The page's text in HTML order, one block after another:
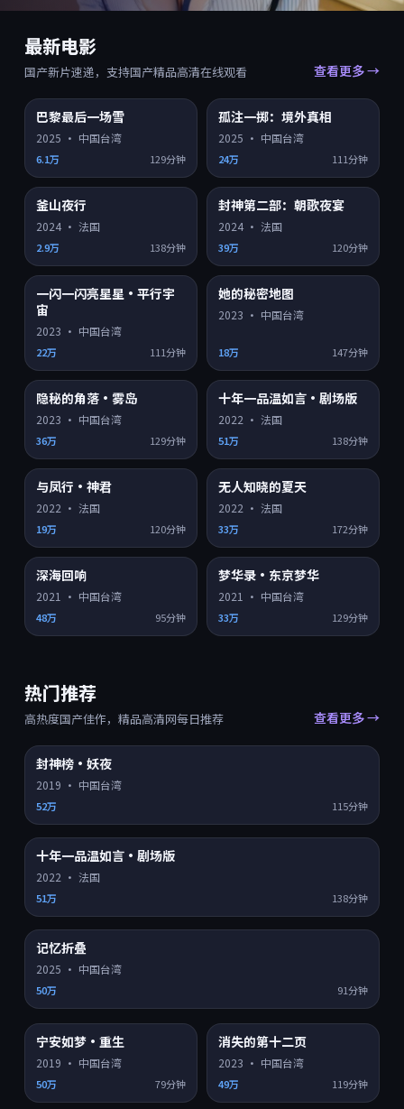
最新电影
国产新片速递，支持国产精品高清在线观看 查看更多 →
7.9
巴黎最后一场雪
2025 · 中国台湾
6.1万 129分钟
7.5
孤注一掷：境外真相
2025 · 中国台湾
24万 111分钟
7.4
釜山夜行
2024· 法国
2.9万 138分钟
7.0
封神第二部：朝歌夜宴
2024· 法国
39万 120分钟
8.8 4K超清
一闪一闪亮星星·平行宇
宙
2023 · 中国台湾
22万 111分钟
9.1
她的秘密地图
2023 · 中国台湾
18万 147分钟
9.2
隐秘的角落·雾岛
2023 · 中国台湾
36万 129分钟
8.2 HD
十年一品温如言·剧场版
2022 · 法国
51万 138分钟
8.3
与凤行·神君
2022 · 法国
19万 120分钟
8.6
无人知晓的夏天
2022 · 法国
33万 172分钟
8.1
深海回响
2021 · 中国台湾
48万 95分钟
7.3
梦华录·东京梦华
2021 · 中国台湾
33万 129分钟
热门推荐
高热度国产佳作，精品高清网每日推荐 查看更多 →
8.0
封神榜·妖夜
2019 · 中国台湾
52万 115分钟
8.2
十年一品温如言·剧场版
2022 · 法国
51万 138分钟
8.9
记忆折叠
2025 · 中国台湾
50万 91分钟
8.3
宁安如梦·重生
2019 · 中国台湾
50万 79分钟
7.2
消失的第十二页
2023 · 中国台湾
49万 119分钟